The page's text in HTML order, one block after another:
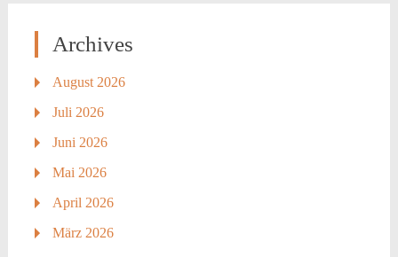
Archives
August 2026
Juli 2026
Juni 2026
Mai 2026
April 2026
März 2026